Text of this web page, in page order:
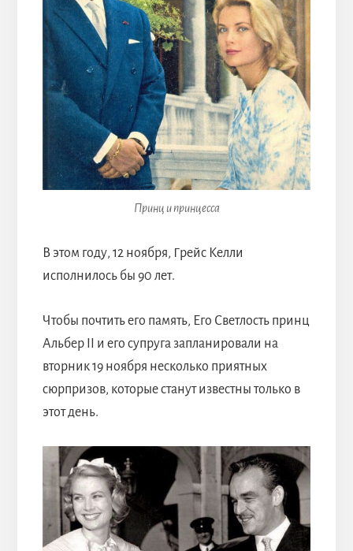
Принц и принцесса
В этом году, 12 ноября, Грейс Келли
исполнилось бы 90 лет.
Чтобы почтить его память, Его Светлость принц
Альбер II и его супруга запланировали на
вторник 19 ноября несколько приятных
сюрпризов, которые станут известны только в
этот день.